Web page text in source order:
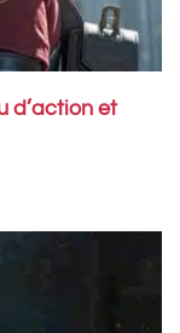
d’action et